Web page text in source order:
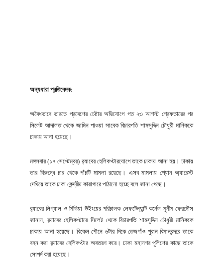
অন্যধারা প্রতিবেদক:
অবৈধভাবে ভারতে প্রবেশের চেষ্টার অভিযোগে গত ২৩ আগস্ট গ্রেফতারের পর
সিলেট আদালত থেকে জামিন পাওয়া সাবেক বিচারপতি শামসুদ্দিন চৌধুরী মানিককে
ঢাকায় আনা হয়েছে।
মঙ্গলবার (১৭ সেপ্টেম্বর) র‌্যাবের হেলিকপ্টারযোগে তাকে ঢাকায় আনা হয়। ঢাকায়
তার বিরুদ্ধে চার থেকে পাঁচটি মামলা রয়েছে। এসব মামলায় শ্যোন অ্যারেস্ট
দেখিয়ে তাকে ঢাকা কেন্দ্রীয় কারাগারে পাঠানো হচ্ছে বলে জানা গেছে।
র‌্যাবের লিগ্যাল ও মিডিয়া উইংয়ের পরিচালক লেফটেন্যান্ট কর্নেল মুনীম ফেরদৌস
জানান, র‌্যাবের হেলিকপ্টারে সিলেট থেকে বিচারপতি শামসুদ্দিন চৌধুরী মানিককে
ঢাকায় আনা হয়েছে। বিকেল পৌনে ৬টার দিকে তেজগাঁও পুরান বিমানবন্দরে তাকে
বহন করা র‌্যাবের হেলিকপ্টার অবতরণ করে। ঢাকা মহানগর পুলিশের কাছে তাকে
সোপর্দ করা হয়েছে।